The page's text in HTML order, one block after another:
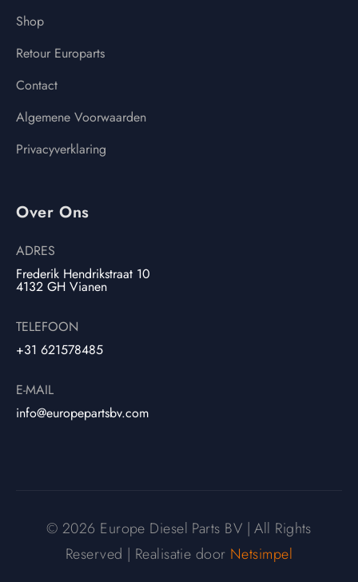
Shop
Retour Europarts
Contact
Algemene Voorwaarden
Privacyverklaring
Over Ons
ADRES
Frederik Hendrikstraat 10
4132 GH Vianen
TELEFOON
+31 621578485
E-MAIL
info@europepartsbv.com
© 2026 Europe Diesel Parts BV | All Rights
Reserved | Realisatie door Netsimpel